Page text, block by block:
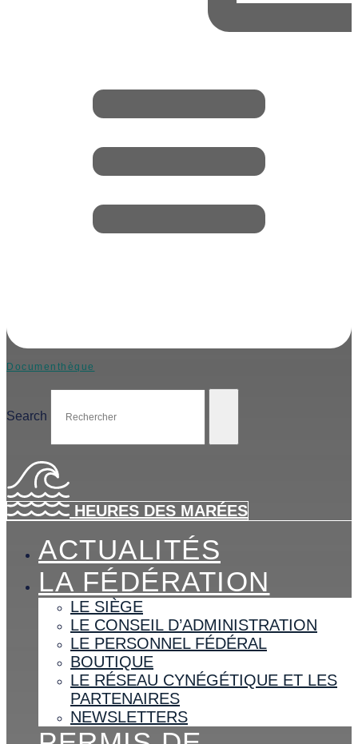
Documenthèque
Search
HEURES DES MARÉES
ACTUALITÉS
LA FÉDÉRATION
LE SIÈGE
LE CONSEIL D’ADMINISTRATION
LE PERSONNEL FÉDÉRAL
BOUTIQUE
LE RÉSEAU CYNÉGÉTIQUE ET LES
PARTENAIRES
NEWSLETTERS